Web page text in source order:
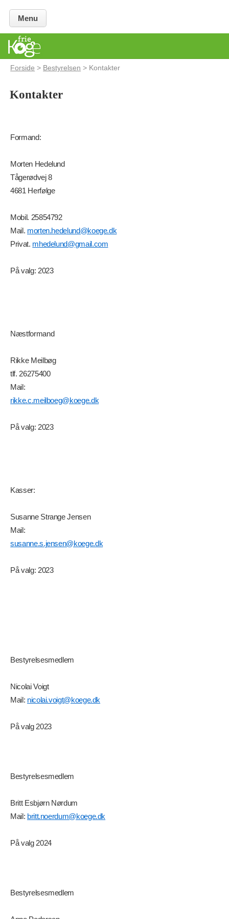
Menu
Forside > Bestyrelsen > Kontakter
Kontakter
Formand:
Morten Hedelund
Tågerødvej 8
4681 Herfølge
Mobil. 25854792
Mail. morten.hedelund@koege.dk
Privat. mhedelund@gmail.com
På valg: 2023
Næstformand
Rikke Meilbøg
tlf. 26275400
Mail:
rikke.c.meilboeg@koege.dk
På valg: 2023
Kasser:
Susanne Strange Jensen
Mail:
susanne.s.jensen@koege.dk
På valg: 2023
Bestyrelsesmedlem
Nicolai Voigt
Mail: nicolai.voigt@koege.dk
På valg 2023
Bestyrelsesmedlem
Britt Esbjørn Nørdum
Mail: britt.noerdum@koege.dk
På valg 2024
Bestyrelsesmedlem